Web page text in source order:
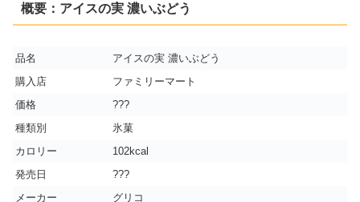
概要：アイスの実 濃いぶどう
品名
アイスの実 濃いぶどう
購入店
ファミリーマート
価格
???
種類別
氷菓
カロリー
102kcal
発売日
???
メーカー
グリコ